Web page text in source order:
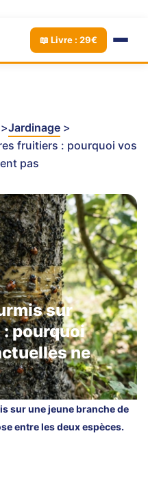
📖 Livre : 29€
Jardinage
fruitiers : pourquoi vos
pas
sur
pourquoi
ne
sur une jeune branche de
entre les deux espèces.